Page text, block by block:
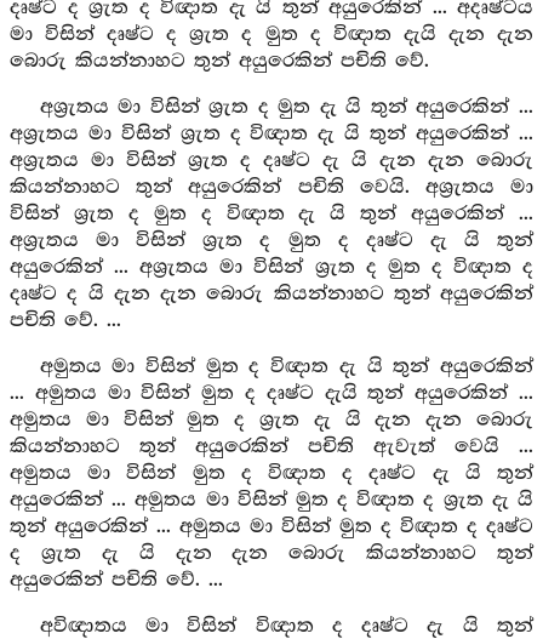
දෘෂ්ට ද ශ්‍රැත ද විඥාත දැ යි තුන් අයුරෙකින් ... අදෘෂ්ටය
මා විසින් දෘෂ්ට ද ශ්‍රැත ද මුත ද විඥාත දැයි දැන දැන
බොරු කියන්නාහට තුන් අයුරෙකින් පචිති වේ.
අශ්‍රැතය මා විසින් ශ්‍රැත ද මුත දැ යි තුන් අයුරෙකින් ...
අශ්‍රැතය මා විසින් ශ්‍රැත ද විඥාත දැ යි තුන් අයුරෙකින් ...
අශ්‍රැතය මා විසින් ශ්‍රැත ද දෘෂ්ට දැ යි දැන දැන බොරු
කියන්නාහට තුන් අයුරෙකින් පචිති වෙයි. අශ්‍රැතය මා
විසින් ශ්‍රැත ද මුත ද විඥාත දැ යි තුන් අයුරෙකින් ...
අශ්‍රැතය මා විසින් ශ්‍රැත ද මුත ද දෘෂ්ට දැ යි තුන්
අයුරෙකින් ... අශ්‍රැතය මා විසින් ශ්‍රැත ද මුත ද විඥාත ද
දෘෂ්ට ද යි දැන දැන බොරු කියන්නාහට තුන් අයුරෙකින්
පචිති වේ. ...
අමුතය මා විසින් මුත ද විඥාත දැ යි තුන් අයුරෙකින්
... අමුතය මා විසින් මුත ද දෘෂ්ට දැයි තුන් අයුරෙකින් ...
අමුතය මා විසින් මුත ද ශ්‍රැත දැ යි දැන දැන බොරු
කියන්නාහට තුන් අයුරෙකින් පචිති ඇවැත් වෙයි ...
අමුතය මා විසින් මුත ද විඥාත ද දෘෂ්ට දැ යි තුන්
අයුරෙකින් ... අමුතය මා විසින් මුත ද විඥාත ද ශ්‍රැත දැ යි
තුන් අයුරෙකින් ... අමුතය මා විසින් මුත ද විඥාත ද දෘෂ්ට
ද ශ්‍රැත දැ යි දැන දැන බොරු කියන්නාහට තුන්
අයුරෙකින් පචිති වේ. ...
අවිඥාතය මා විසින් විඥාත ද දෘෂ්ට දැ යි තුන්